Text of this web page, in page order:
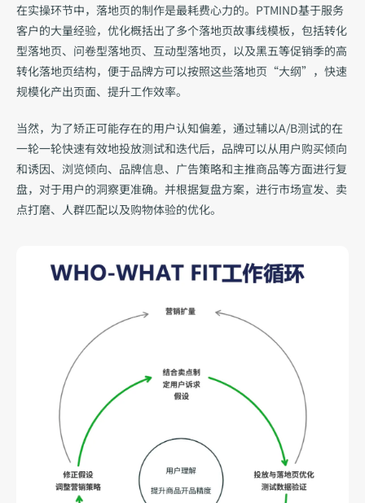
在实操环节中，落地页的制作是最耗费心力的。PTMIND基于服务
客户的大量经验，优化概括出了多个落地页故事线模板，包括转化
型落地页、问卷型落地页、互动型落地页，以及黑五等促销季的高
转化落地页结构，便于品牌方可以按照这些落地页“大纲”，快速
规模化产出页面、提升工作效率。
当然，为了矫正可能存在的用户认知偏差，通过辅以A/B测试的在
一轮一轮快速有效地投放测试和迭代后，品牌可以从用户购买倾向
和诱因、浏览倾向、品牌信息、广告策略和主推商品等方面进行复
盘，对于用户的洞察更准确。并根据复盘方案，进行市场宣发、卖
点打磨、人群匹配以及购物体验的优化。